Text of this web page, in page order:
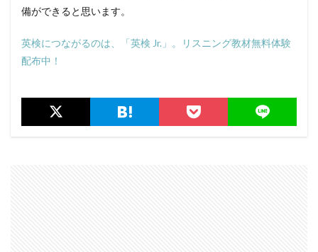
備ができると思います。
英検につながるのは、「英検 Jr.」。リスニング教材無料体験
配布中！